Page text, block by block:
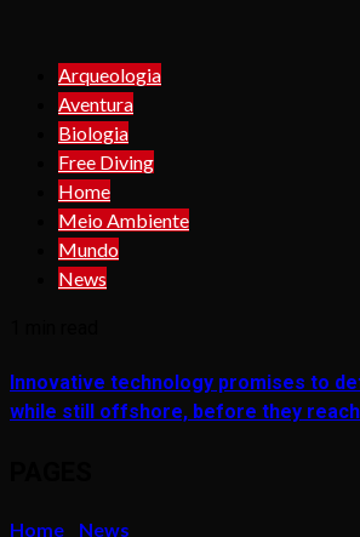
Arqueologia
Aventura
Biologia
Free Diving
Home
Meio Ambiente
Mundo
News
Innovative technology promises to
while still offshore, before they
Home News